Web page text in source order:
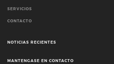
SERVICIOS
CONTACTO
NOTICIAS RECIENTES
MANTENGASE EN CONTACTO